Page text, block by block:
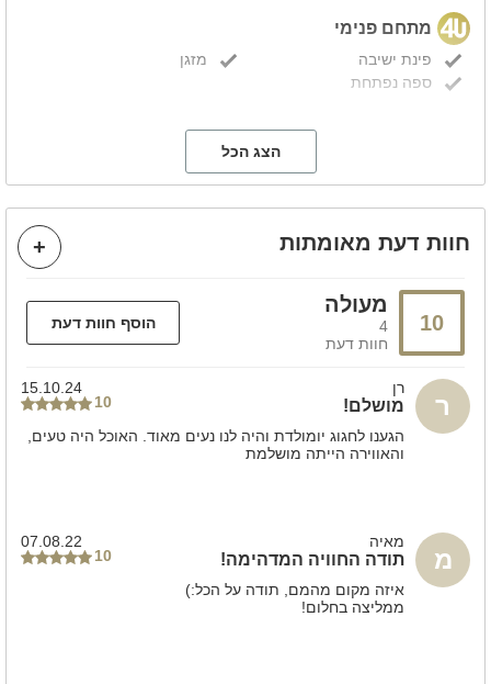
מתחם פנימי
פינת ישיבה
מזגן
ספה נפתחת
מסיבת רווקות
ימי כיף
בר/ ת מצווה
מתאים לאירועים
קבוצות
מבודדת
חניה פרטית
ללא הגבלת רעש
אבזור בחדרים
מיטה זוגית
הצג הכל
חוות דעת מאומתות
10
מעולה
4
חוות דעת
הוסף חוות דעת
ר
רן
מושלם!
15.10.24
10
הגענו לחגוג יומולדת והיה לנו נעים מאוד. האוכל היה טעים,
והאווירה הייתה מושלמת
מ
מאיה
תודה החוויה המדהימה!
07.08.22
10
איזה מקום מהמם, תודה על הכל:)
ממליצה בחלום!